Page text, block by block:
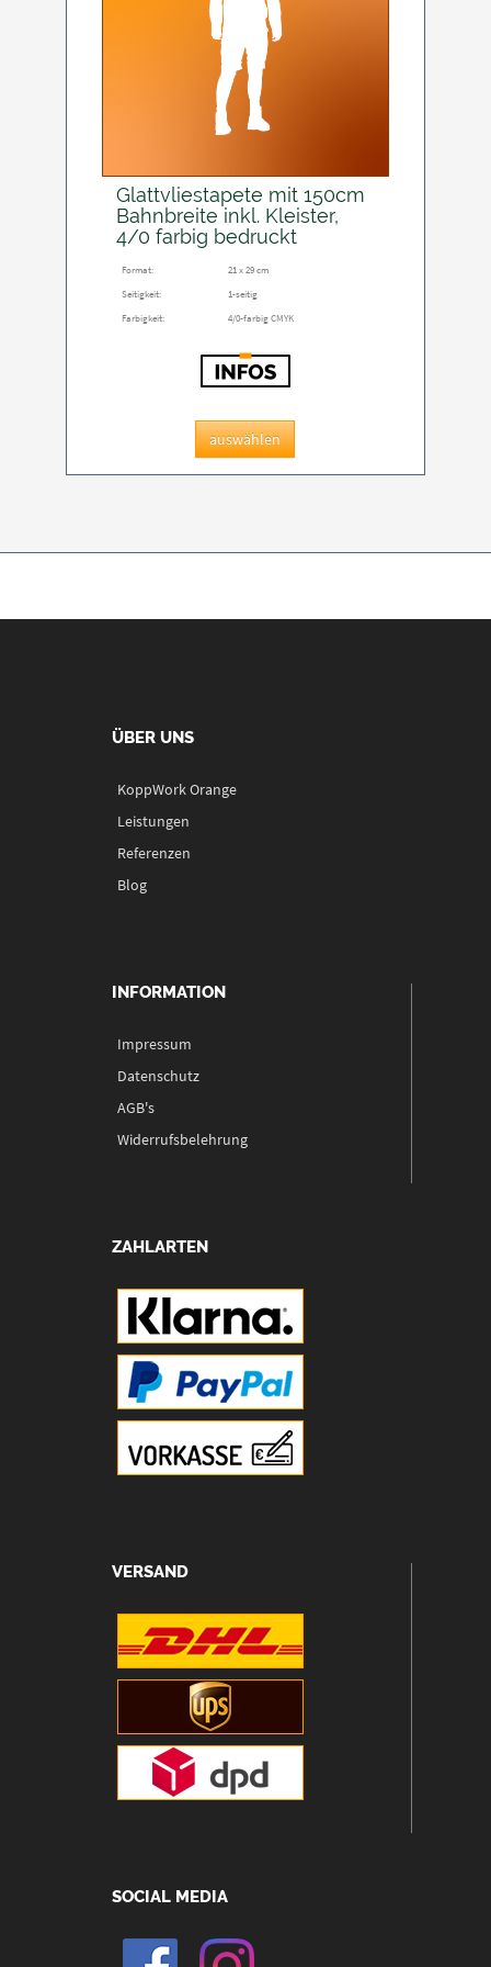
Glattvliestapete mit 150cm
Bahnbreite inkl. Kleister,
4/0 farbig bedruckt
Format:
21 x 29 cm
Seitigkeit:
1-seitig
Farbigkeit:
4/0-farbig CMYK
auswählen
ÜBER UNS
KoppWork Orange
Leistungen
Referenzen
Blog
INFORMATION
Impressum
Datenschutz
AGB's
Widerrufsbelehrung
ZAHLARTEN
VERSAND
SOCIAL MEDIA